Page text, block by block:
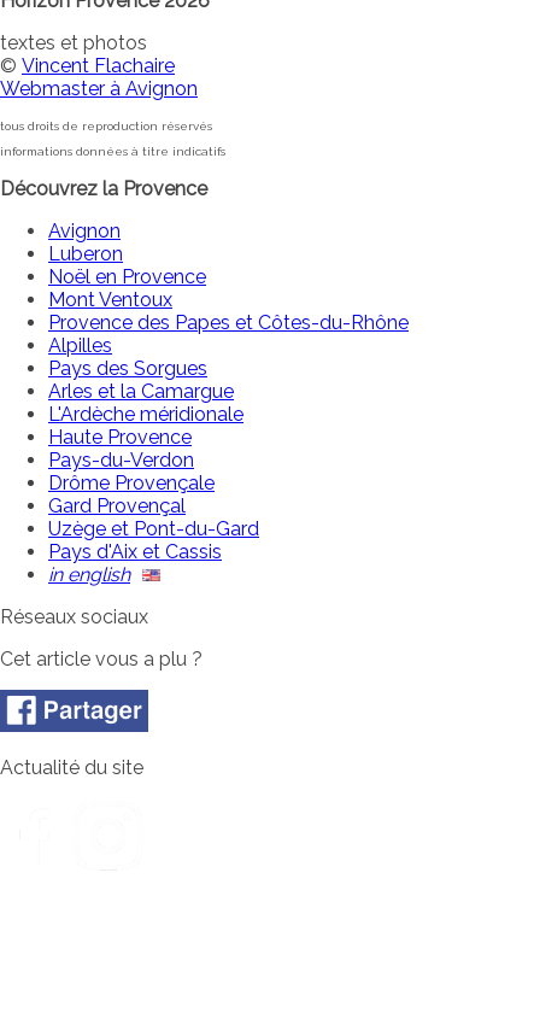
textes et photos
© Vincent Flachaire
Webmaster à Avignon
tous droits de reproduction réservés
informations données à titre indicatifs
Découvrez la Provence
Avignon
Luberon
Noël en Provence
Mont Ventoux
Provence des Papes et Côtes-du-Rhône
Alpilles
Pays des Sorgues
Arles et la Camargue
L'Ardèche méridionale
Haute Provence
Pays-du-Verdon
Drôme Provençale
Gard Provençal
Uzège et Pont-du-Gard
Pays d'Aix et Cassis
in english
Réseaux sociaux
Cet article vous a plu ?
Actualité du site